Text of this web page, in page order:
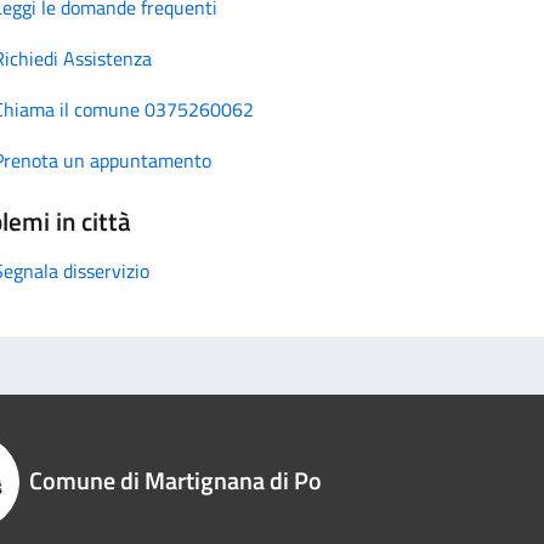
le domande frequenti
Assistenza
il comune 0375260062
un appuntamento
in città
disservizio
Comune di Martignana di Po